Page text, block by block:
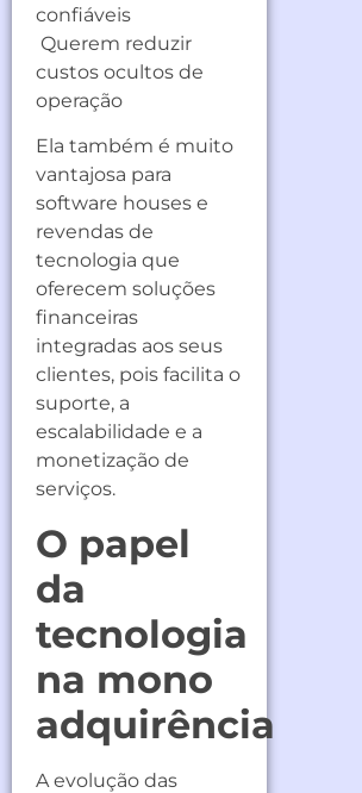
confiáveis
Querem reduzir
custos ocultos de
operação
Ela também é muito
vantajosa para
software houses e
revendas de
tecnologia que
oferecem soluções
financeiras
integradas aos seus
clientes, pois facilita o
suporte, a
escalabilidade e a
monetização de
serviços.
O papel
da
tecnologia
na mono
adquirência
A evolução das